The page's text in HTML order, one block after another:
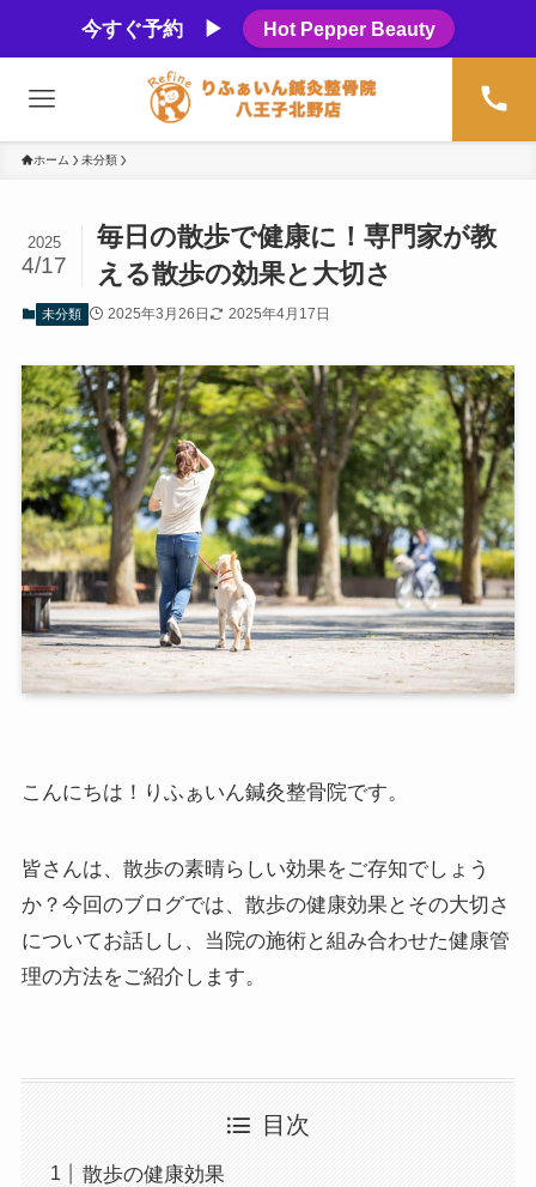
今すぐ予約 ▶ Hot Pepper Beauty
ホーム 未分類
毎日の散歩で健康に！専門家が教
える散歩の効果と大切さ
2025
4/17
未分類 2025年3月26日 2025年4月17日
こんにちは！りふぁいん鍼灸整骨院です。
皆さんは、散歩の素晴らしい効果をご存知でしょう
か？今回のブログでは、散歩の健康効果とその大切さ
についてお話しし、当院の施術と組み合わせた健康管
理の方法をご紹介します。
目次
散歩の健康効果